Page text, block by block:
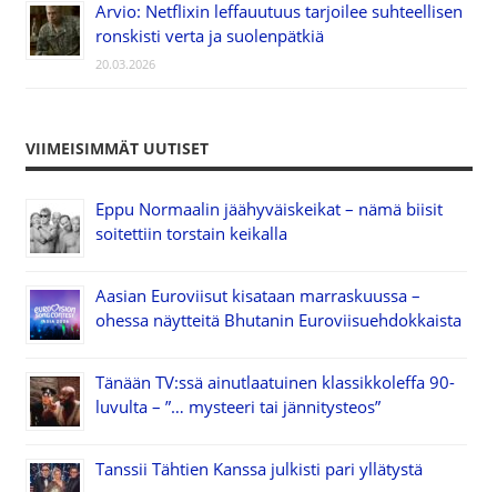
Arvio: Netflixin leffauutuus tarjoilee suhteellisen
ronskisti verta ja suolenpätkiä
20.03.2026
VIIMEISIMMÄT UUTISET
Eppu Normaalin jäähyväiskeikat – nämä biisit
soitettiin torstain keikalla
Aasian Euroviisut kisataan marraskuussa –
ohessa näytteitä Bhutanin Euroviisuehdokkaista
Tänään TV:ssä ainutlaatuinen klassikkoleffa 90-
luvulta – ”… mysteeri tai jännitysteos”
Tanssii Tähtien Kanssa julkisti pari yllätystä